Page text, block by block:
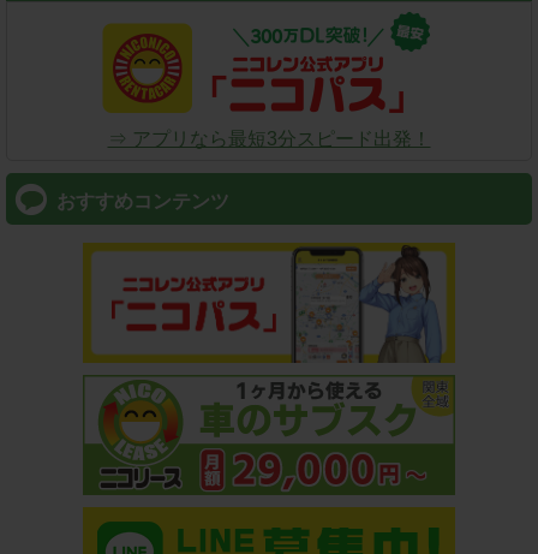
⇒ アプリなら最短3分スピード出発！
おすすめコンテンツ